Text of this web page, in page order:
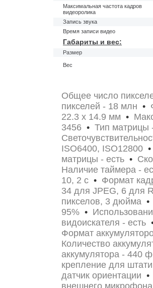
Максимальная частота кадров
видеоролика
Запись звука
Время записи видео
Габариты и вес:
Размер
Вес
Общее число
пикселей - 18 млн •
22.3 х 14.9 мм •
3456 • Тип
ISO6400, ISO12800 •
матрицы - есть •
Наличие таймера -
10, 2 c • Формат
34 для JPEG, 6 для
пикселов, 3 дюйма •
95% •
видоискателя - есть
Формат
Количество
аккумулятора - 440
крепление для
датчик ориентации •
внешнего